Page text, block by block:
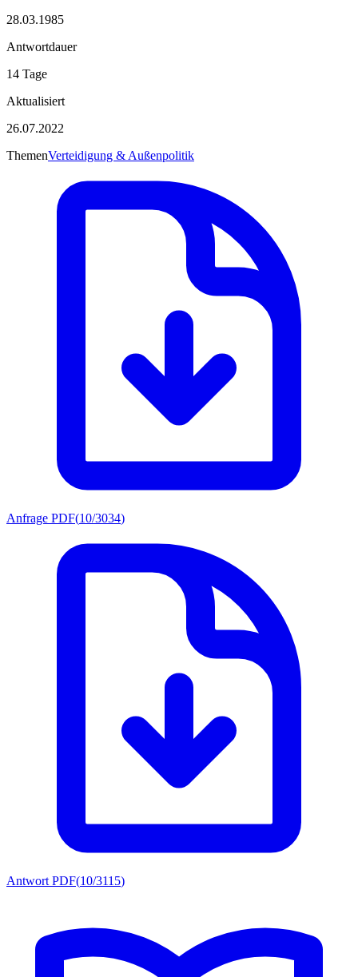
28.03.1985
Antwortdauer
14 Tage
Aktualisiert
26.07.2022
ThemenVerteidigung & Außenpolitik
Anfrage PDF(10/3034)
Antwort PDF(10/3115)